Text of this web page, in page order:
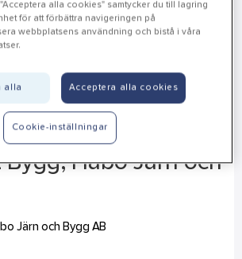
Bygg, Habo Järn och
Järn och Bygg AB
alla cookies" samtycker du till lagring
för att förbättra navigeringen på
webbplatsens användning och bistå i våra
alla Acceptera alla cookies
Cookie-inställningar